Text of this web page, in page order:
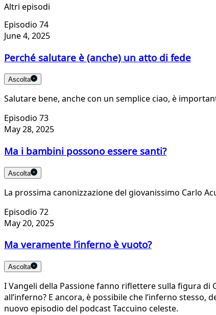
Altri episodi
Episodio 74
June 4, 2025
Perché salutare è (anche) un atto di fede
Ascolta
Salutare bene, anche con un semplice ciao, è
Episodio 73
May 28, 2025
Ma i bambini possono essere santi?
Ascolta
La prossima canonizzazione del giovanissimo Carlo
Episodio 72
May 20, 2025
Ma veramente l’inferno è vuoto?
Ascolta
I Vangeli della Passione fanno riflettere sulla figura
all’inferno? E ancora, è possibile che l’inferno
nuovo episodio del podcast Taccuino celeste.